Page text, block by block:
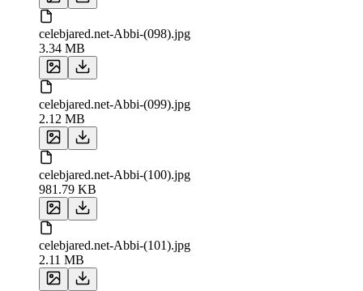
celebjared.net-Abbi-(098).jpg
3.34 MB
celebjared.net-Abbi-(099).jpg
2.12 MB
celebjared.net-Abbi-(100).jpg
981.79 KB
celebjared.net-Abbi-(101).jpg
2.11 MB